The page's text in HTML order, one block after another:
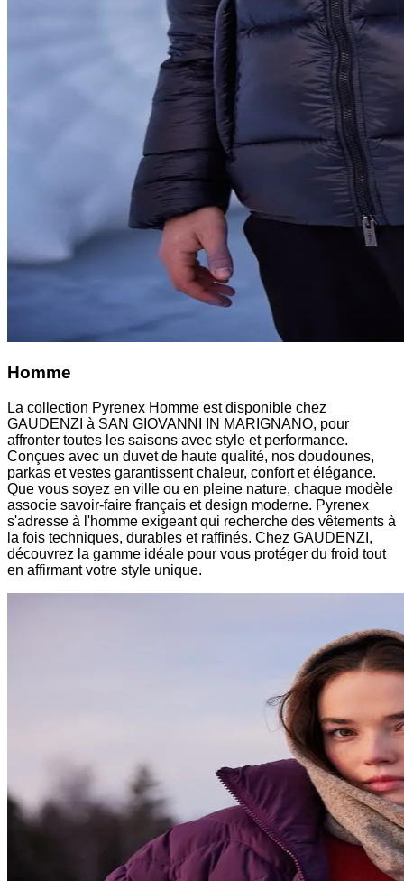
Homme
La collection Pyrenex Homme est disponible chez
GAUDENZI à SAN GIOVANNI IN MARIGNANO, pour
affronter toutes les saisons avec style et performance.
Conçues avec un duvet de haute qualité, nos doudounes,
parkas et vestes garantissent chaleur, confort et élégance.
Que vous soyez en ville ou en pleine nature, chaque modèle
associe savoir-faire français et design moderne. Pyrenex
s'adresse à l'homme exigeant qui recherche des vêtements à
la fois techniques, durables et raffinés. Chez GAUDENZI,
découvrez la gamme idéale pour vous protéger du froid tout
en affirmant votre style unique.